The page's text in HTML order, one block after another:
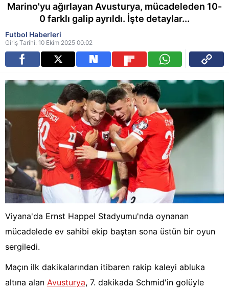
Marino'yu ağırlayan Avusturya, mücadeleden 10-
0 farklı galip ayrıldı. İşte detaylar...
Futbol Haberleri
Giriş Tarihi: 10 Ekim 2025 00:02
Viyana'da Ernst Happel Stadyumu'nda oynanan
mücadelede ev sahibi ekip baştan sona üstün bir oyun
sergiledi.
Maçın ilk dakikalarından itibaren rakip kaleyi abluka
altına alan Avusturya, 7. dakikada Schmid'in golüyle